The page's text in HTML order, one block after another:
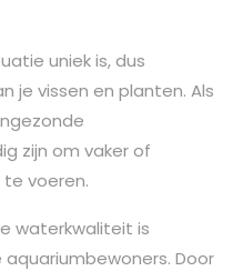
uniek is, dus
je vissen en planten. Als
zijn om vaker of
voeren.
waterkwaliteit is
Door